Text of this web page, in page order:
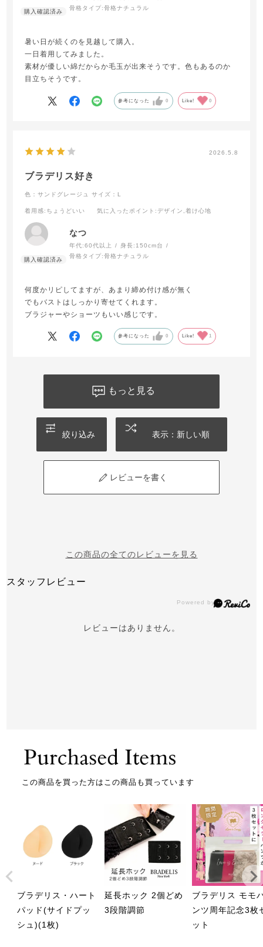
骨格タイプ:骨格ナチュラル
暑い日が続くのを見越して購入。
一日着用してみました。
素材が優しい綿だからか毛玉が出来そうです。色もあるのか
目立ちそうです。
参考になった 0 Like! 0
2026.5.8
ブラデリス好き
色：サンドグレージュ サイズ：L
着用感:ちょうどいい 気に入ったポイント :デザイン,着け心地
なつ
年代:60代以上 身長: 150cm台
骨格タイプ:骨格ナチュラル
何度かリピしてますが、あまり締め付け感が無く
でもバストはしっかり寄せてくれます。
ブラジャーやショーツもいい感じです。
参考になった 0 Like! 1
もっと見る
絞り込み 表示：新しい順
レビューを書く
この商品の全てのレビューを見る
スタッフレビュー
レビューはありません。
この商品を買った方はこの商品も買っています
ブラデリス・ハート
パッド(サイドプッ
シュ)(1枚)
延長ホック 2個どめ
3段階調節
ブラデリス モモ
ンツ周年記念3枚
ット